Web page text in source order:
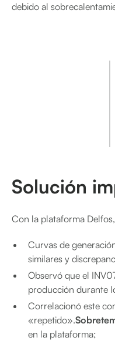
debido al
Solución
Con la plataforma
Curvas de
similares y
Observó que el
producción durante
Correlacionó este
«repetido».
en la plataforma;